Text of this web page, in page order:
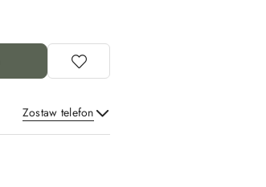
Zostaw telefon
Wyślij